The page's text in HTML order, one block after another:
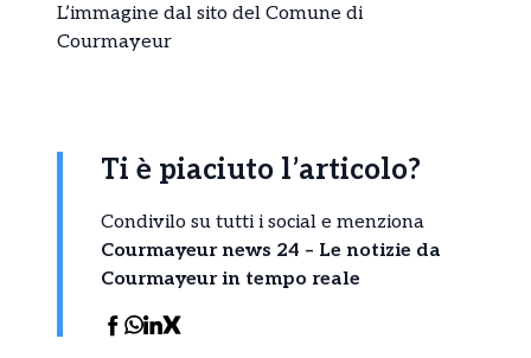
L’immagine dal sito del Comune di
Courmayeur
Ti è piaciuto l’articolo?
Condivilo su tutti i social e menziona
Courmayeur news 24 – Le notizie da
Courmayeur in tempo reale